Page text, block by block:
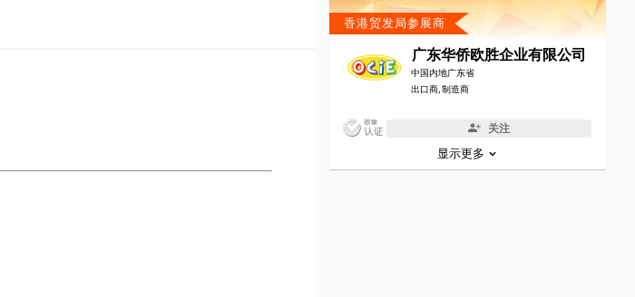
香港贸发局参展商
广东华侨欧胜企业有限公司
中国内地广东省
出口商, 制造商
关注
显示更多